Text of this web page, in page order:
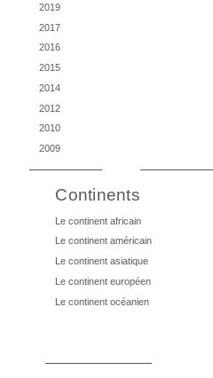
2019
2017
2016
2015
2014
2012
2010
2009
Continents
Le continent africain
Le continent américain
Le continent asiatique
Le continent européen
Le continent océanien